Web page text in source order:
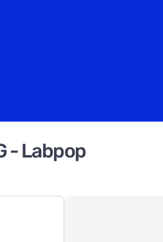
- Labpop